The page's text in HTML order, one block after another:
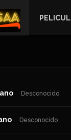
Desconocido
Desconocido